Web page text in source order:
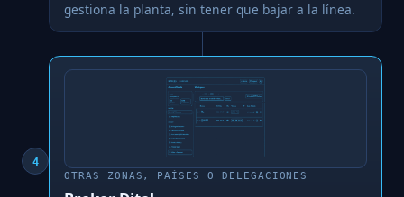
gestiona la planta, sin tener que bajar a la línea.
4
OTRAS ZONAS, PAÍSES O DELEGACIONES